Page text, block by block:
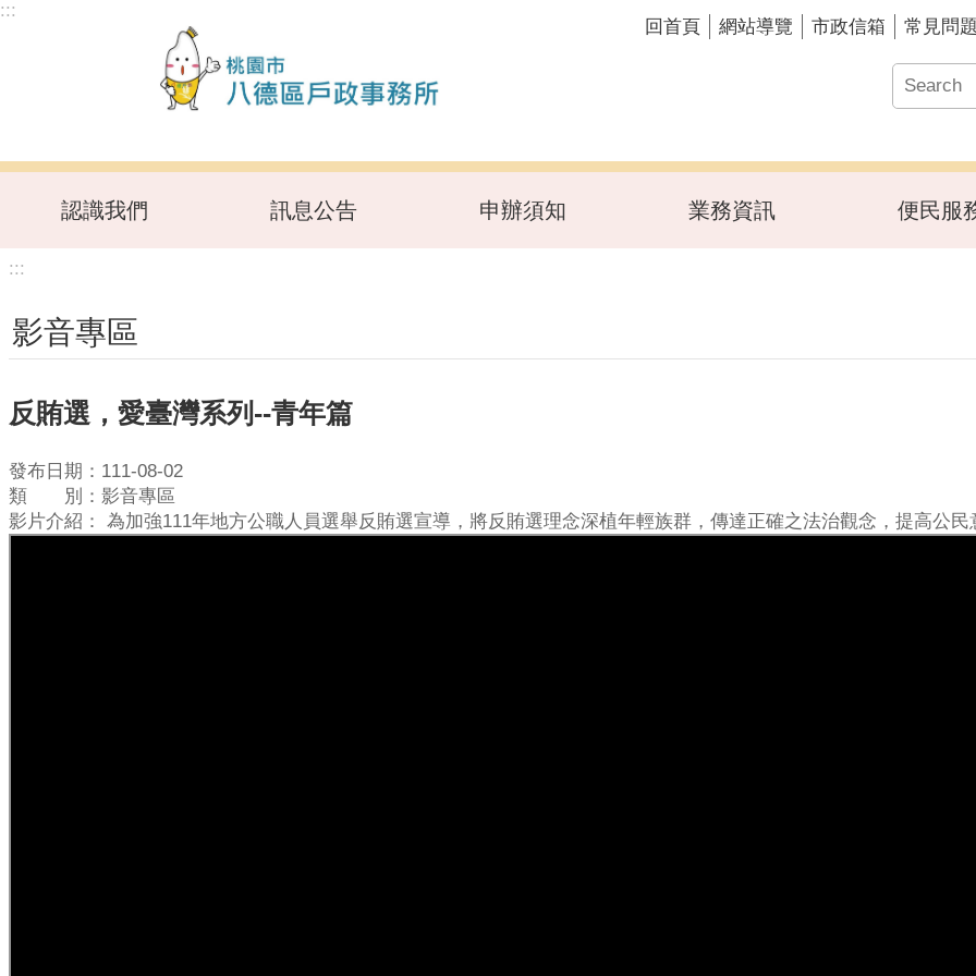
跳到主要內容區塊
:::
回首頁 網站導覽 市政信箱 常見問
認識我們 訊息公告 申辦須知 業務資訊 便民服
:::
影音專區
反賄選，愛臺灣系列--青年篇
發布日期：111-08-02
類 別：影音專區
影片介紹： 為加強111年地方公職人員選舉反賄選宣導，將反賄選理念深植年輕族群，傳達正確之法治觀念，提高公民